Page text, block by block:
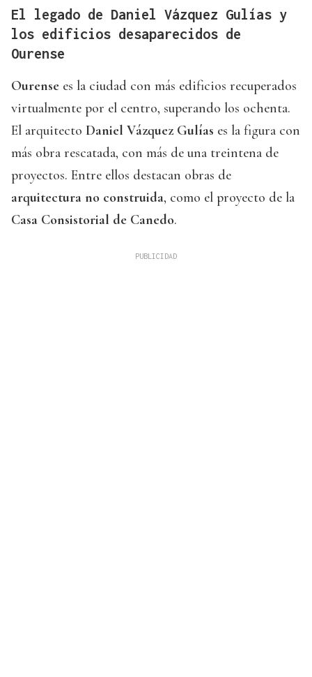
El legado de Daniel Vázquez Gulías y
los edificios desaparecidos de
Ourense
Ourense es la ciudad con más edificios recuperados
virtualmente por el centro, superando los ochenta.
El arquitecto Daniel Vázquez Gulías es la figura con
más obra rescatada, con más de una treintena de
proyectos. Entre ellos destacan obras de
arquitectura no construida, como el proyecto de la
Casa Consistorial de Canedo.